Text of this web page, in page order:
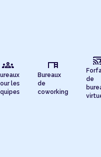
groups
les
desk
Bureaux
de
coworking
de